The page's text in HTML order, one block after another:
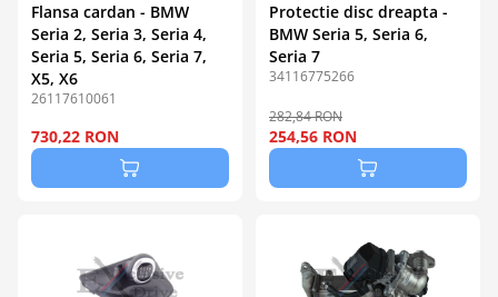
Flansa cardan - BMW
Seria 2, Seria 3, Seria 4,
Seria 5, Seria 6, Seria 7,
X5, X6
26117610061
730,22 RON
Protectie disc dreapta -
BMW Seria 5, Seria 6,
Seria 7
34116775266
282,84 RON
254,56 RON